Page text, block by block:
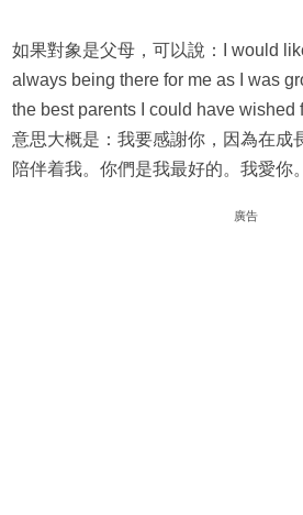
如果對象是父母，可以說：I would
always being there for me as I was
the best parents I could have wished
意思大概是：我要感謝你，因為在成
陪伴着我。你們是我最好的。我愛你。
廣告